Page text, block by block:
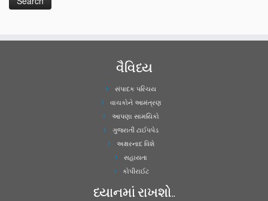
વૈવિધ્ય
સંપાદક પરિચય
વાચકોને આમંત્રણ
આપણા સામયિકો
ગુજરાતી ટાઈપપેડ
અક્ષરનાદ વિશે
સહાયતા
કોપીરાઈટ
ધ્યાનમાં રાખશો..